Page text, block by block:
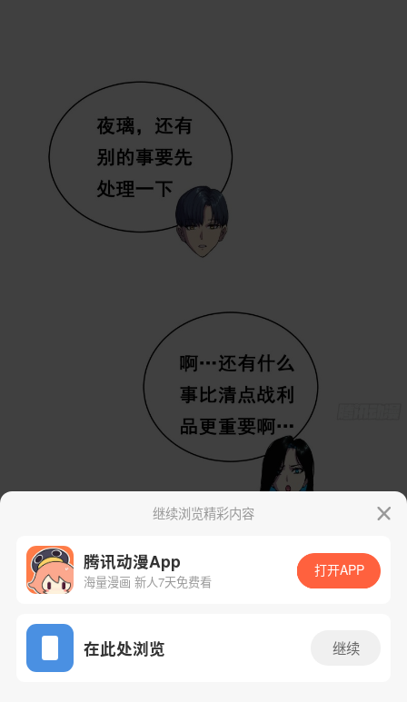
App免费看
继续浏览精彩内容
腾讯动漫App
海量漫画 新人7天免费看
打开APP
在此处浏览 继续